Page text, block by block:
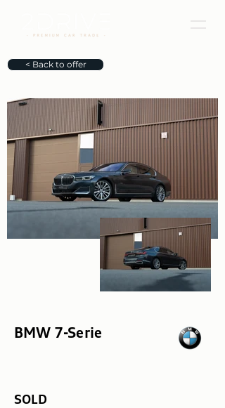
< Back to offer
BMW 7-Serie
SOLD